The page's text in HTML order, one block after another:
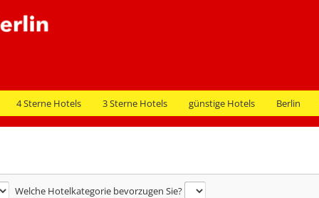
4 Sterne Hotels 3 Sterne Hotels günstige Hotels Berlin
Welche Hotelkategorie bevorzugen Sie?